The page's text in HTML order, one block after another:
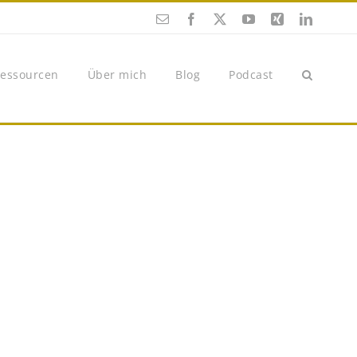
E-
Facebook YouTube
Xing
Über mich Blog Podcast